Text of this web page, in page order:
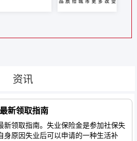
资讯
新领取指南
领取指南。失业保险金是参加社保失
身原因失业后可以申请的一种生活补